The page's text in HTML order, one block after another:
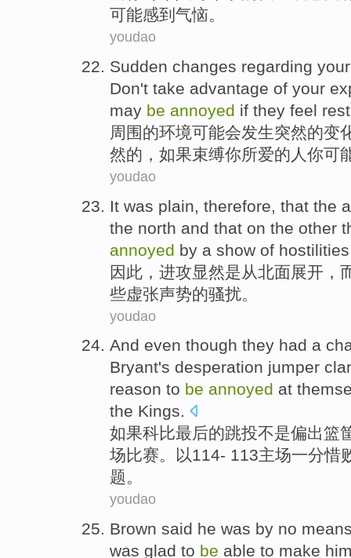
可能感到气恼。
youdao
Sudden changes regarding your
Don't take advantage of your
may be annoyed if they feel
周围的环境可能会发生突然的变
然的，如果束缚你所爱的人你可
youdao
It was plain therefore , that the
the north and that on the other
annoyed by a show of hostilities
因此 ， 进攻显然是从北面展开 ，
些虚张声势的骚扰。
youdao
And even though they had a
Bryant's desperation jumper
reason to be annoyed at
the Kings.
如果科比最后的跳投不是偏出篮
场比赛。 以114- 113主场一分惜
题。
youdao
Brown said he was by no
was glad to be able to make